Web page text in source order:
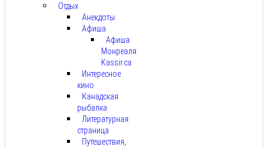
Отдых
Анекдоты
Афиша
Афиша
Монреаля:
Kassir.ca
Интересное
кино
Канадская
рыбалка
Литературная
страница
Путешествия,